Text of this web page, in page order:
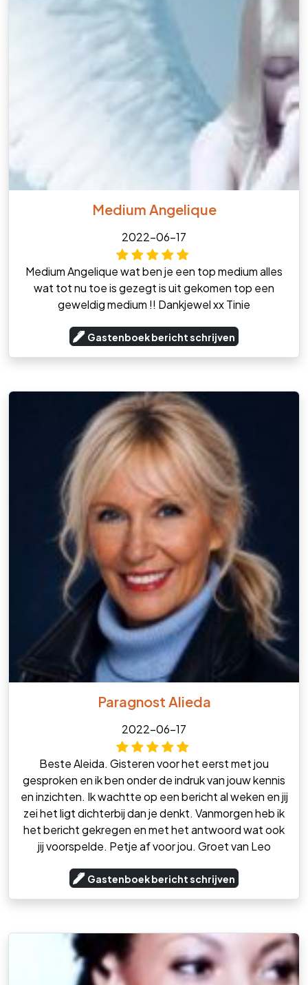
Medium Angelique
2022-06-17
Medium Angelique wat ben je een top medium alles
wat tot nu toe is gezegt is uit gekomen top een
geweldig medium !! Dankjewel xx Tinie
Gastenboek bericht schrijven
Paragnost Alieda
2022-06-17
Beste Aleida. Gisteren voor het eerst met jou
gesproken en ik ben onder de indruk van jouw kennis
en inzichten. Ik wachtte op een bericht al weken en jij
zei het ligt dichterbij dan je denkt. Vanmorgen heb ik
het bericht gekregen en met het antwoord wat ook
jij voorspelde. Petje af voor jou. Groet van Leo
Gastenboek bericht schrijven